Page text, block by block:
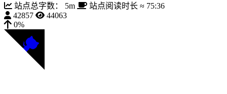
站点总字数：
5m 站点阅读时长 ≈ 75:36
42857
44063
0%